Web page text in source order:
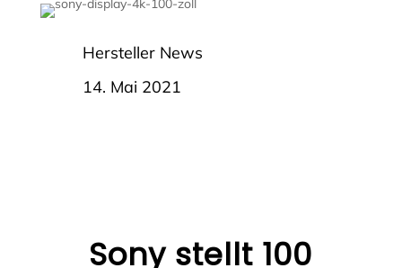
Hersteller News
14. Mai 2021
Sony stellt 100